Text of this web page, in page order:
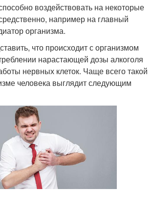
воздействовать на некоторые
например на главный
организма.
что происходит с организмом
нарастающей дозы алкоголя
нервных клеток. Чаще всего такой
человека выглядит следующим